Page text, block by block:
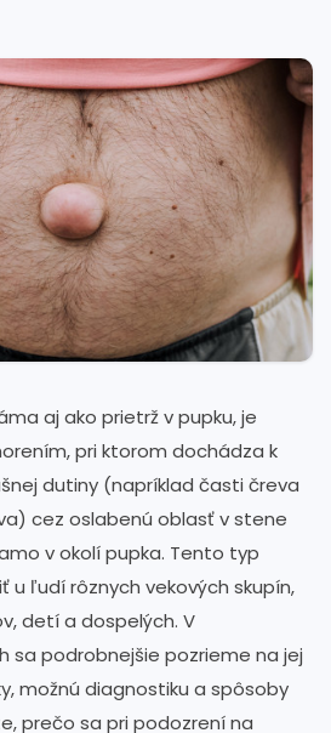
aj ako prietrž v pupku, je
pri ktorom dochádza k
dutiny (napríklad časti čreva
cez oslabenú oblasť v stene
v okolí pupka. Tento typ
u ľudí rôznych vekových skupín,
detí a dospelých. V
sa podrobnejšie pozrieme na jej
možnú diagnostiku a spôsoby
prečo sa pri podozrení na